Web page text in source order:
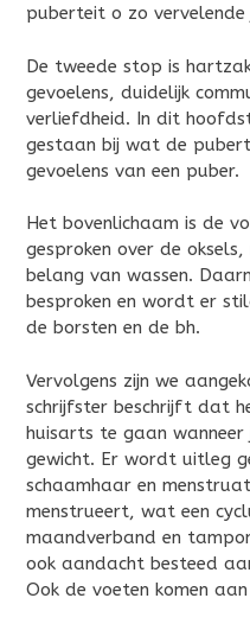
puberteit o zo
De tweede stop is
gevoelens, duidelijk
verliefdheid. In dit
gestaan bij wat de
gevoelens van een puber.
Het bovenlichaam is de
gesproken over de
belang van wassen.
besproken en wordt er
de borsten en de bh.
Vervolgens zijn we
schrijfster beschrijft dat
huisarts te gaan
gewicht. Er wordt uitleg
schaamhaar en
menstrueert, wat een
maandverband en
ook aandacht besteed
Ook de voeten komen